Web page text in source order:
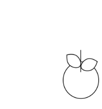
LUFT- UND RAUMFAHRT
ELEKTRISCHE FAHRZEUGE